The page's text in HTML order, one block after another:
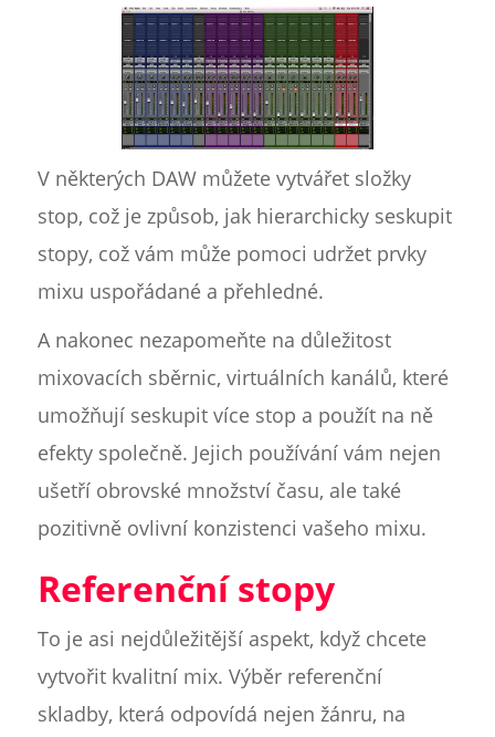
V některých DAW můžete vytvářet složky
stop, což je způsob, jak hierarchicky seskupit
stopy, což vám může pomoci udržet prvky
mixu uspořádané a přehledné.
A nakonec nezapomeňte na důležitost
mixovacích sběrnic, virtuálních kanálů, které
umožňují seskupit více stop a použít na ně
efekty společně. Jejich používání vám nejen
ušetří obrovské množství času, ale také
pozitivně ovlivní konzistenci vašeho mixu.
Referenční stopy
To je asi nejdůležitější aspekt, když chcete
vytvořit kvalitní mix. Výběr referenční
skladby, která odpovídá nejen žánru, na